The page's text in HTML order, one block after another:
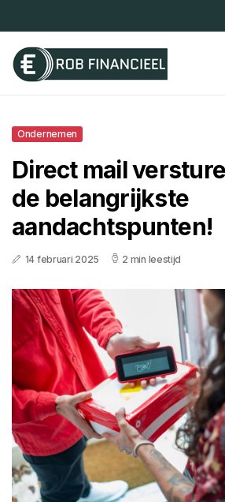
Ondernemen
Direct mail
de belangrijkste
aandachtspunten!
14 februari 2025 2 min leestijd